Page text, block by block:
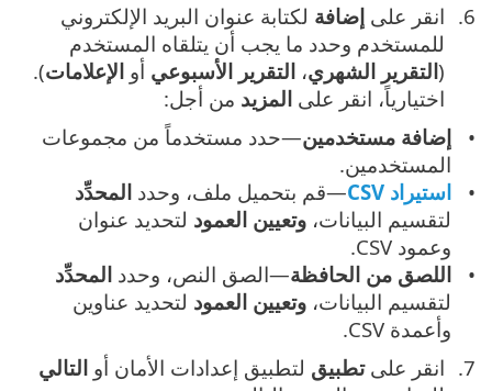
انقر على إضافة لكتابة عنوان البريد الإلكتروني
للمستخدم وحدد ما يجب أن يتلقاه المستخدم
(التقرير الشهري، التقرير الأسبوعي أو الإعلامات).
اختيارياً، انقر على المزيد من أجل:
إضافة مستخدمين—حدد مستخدماً من مجموعات
المستخدمين.
استيراد CSV
—قم بتحميل ملف، وحددالمحدِّد
لتقسيم البيانات،وتعيين العمود لتحديد عنوان
وعمود CSV.
اللصق من الحافظة—الصق النص، وحددالمحدِّد
لتقسيم البيانات،وتعيين العمود لتحديد عناوين
وأعمدة CSV.
انقر علىتطبيق لتطبيق إعدادات الأمان أو التالي